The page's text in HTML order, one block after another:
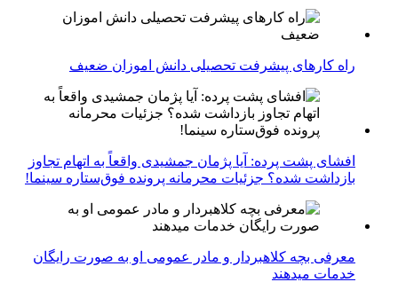
راه کارهای پیشرفت تحصیلی دانش اموزان ضعیف
افشای پشت پرده: آیا پژمان جمشیدی واقعاً به اتهام تجاوز
بازداشت شده؟ جزئیات محرمانه پرونده فوق‌ستاره سینما!
معرفی بچه کلاهبردار و مادر عمومی او به صورت رایگان
خدمات میدهند